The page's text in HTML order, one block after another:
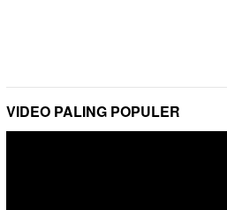
VIDEO PALING POPULER